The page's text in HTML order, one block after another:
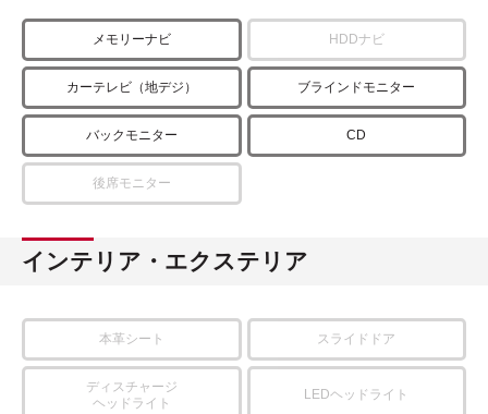
メモリーナビ HDDナビ
カーテレビ（地デジ） ブラインドモニター
バックモニター CD
後席モニター
インテリア・エクステリア
本革シート スライドドア
ディスチャージ
ヘッドライト
LEDヘッドライト